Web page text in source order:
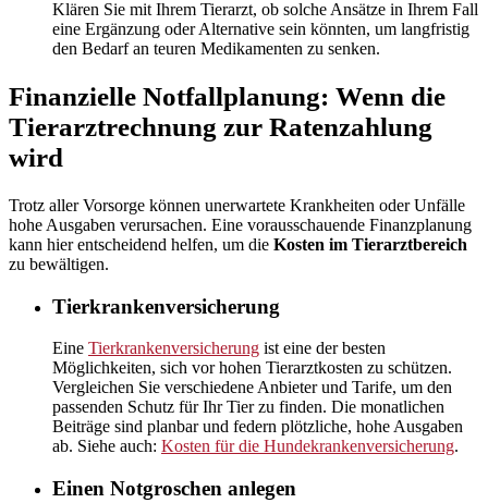
Klären Sie mit Ihrem Tierarzt, ob solche Ansätze in Ihrem Fall
eine Ergänzung oder Alternative sein könnten, um langfristig
den Bedarf an teuren Medikamenten zu senken.
Finanzielle Notfallplanung: Wenn die
Tierarztrechnung zur Ratenzahlung
wird
Trotz aller Vorsorge können unerwartete Krankheiten oder Unfälle
hohe Ausgaben verursachen. Eine vorausschauende Finanzplanung
kann hier entscheidend helfen, um die Kosten im Tierarztbereich
zu bewältigen.
Tierkrankenversicherung
Eine Tierkrankenversicherung ist eine der besten
Möglichkeiten, sich vor hohen Tierarztkosten zu schützen.
Vergleichen Sie verschiedene Anbieter und Tarife, um den
passenden Schutz für Ihr Tier zu finden. Die monatlichen
Beiträge sind planbar und federn plötzliche, hohe Ausgaben
ab. Siehe auch: Kosten für die Hundekrankenversicherung.
Einen Notgroschen anlegen